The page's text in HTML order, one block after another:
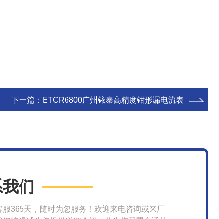
下一篇： ETCR6800广州铱泰高精度钳形漏电流表
们
服365天，随时为您服务！欢迎来电咨询或来厂